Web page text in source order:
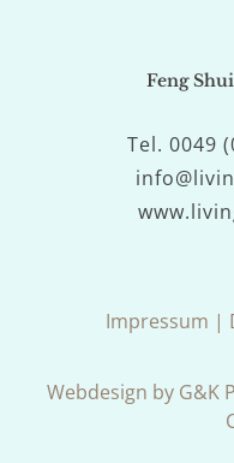
Feng
Tel. 0049
Impressum |
Webdesign by G&K